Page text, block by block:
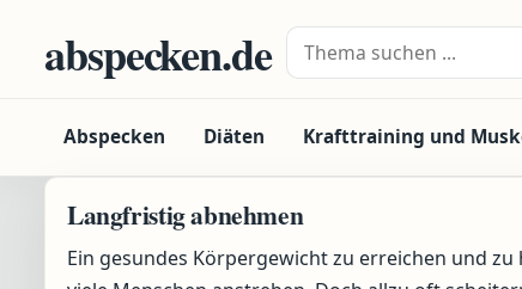
abspecken.de Suche nach:
Abspecken Diäten Krafttraining und
Langfristig abnehmen
Ein gesundes Körpergewicht zu erreichen und zu